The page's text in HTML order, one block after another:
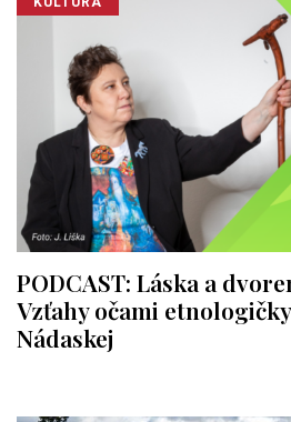
PODCAST: Láska a
Vzťahy očami
Nádaskej